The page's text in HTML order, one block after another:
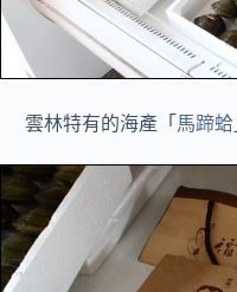
雲林特有的海產「 馬蹄蛤